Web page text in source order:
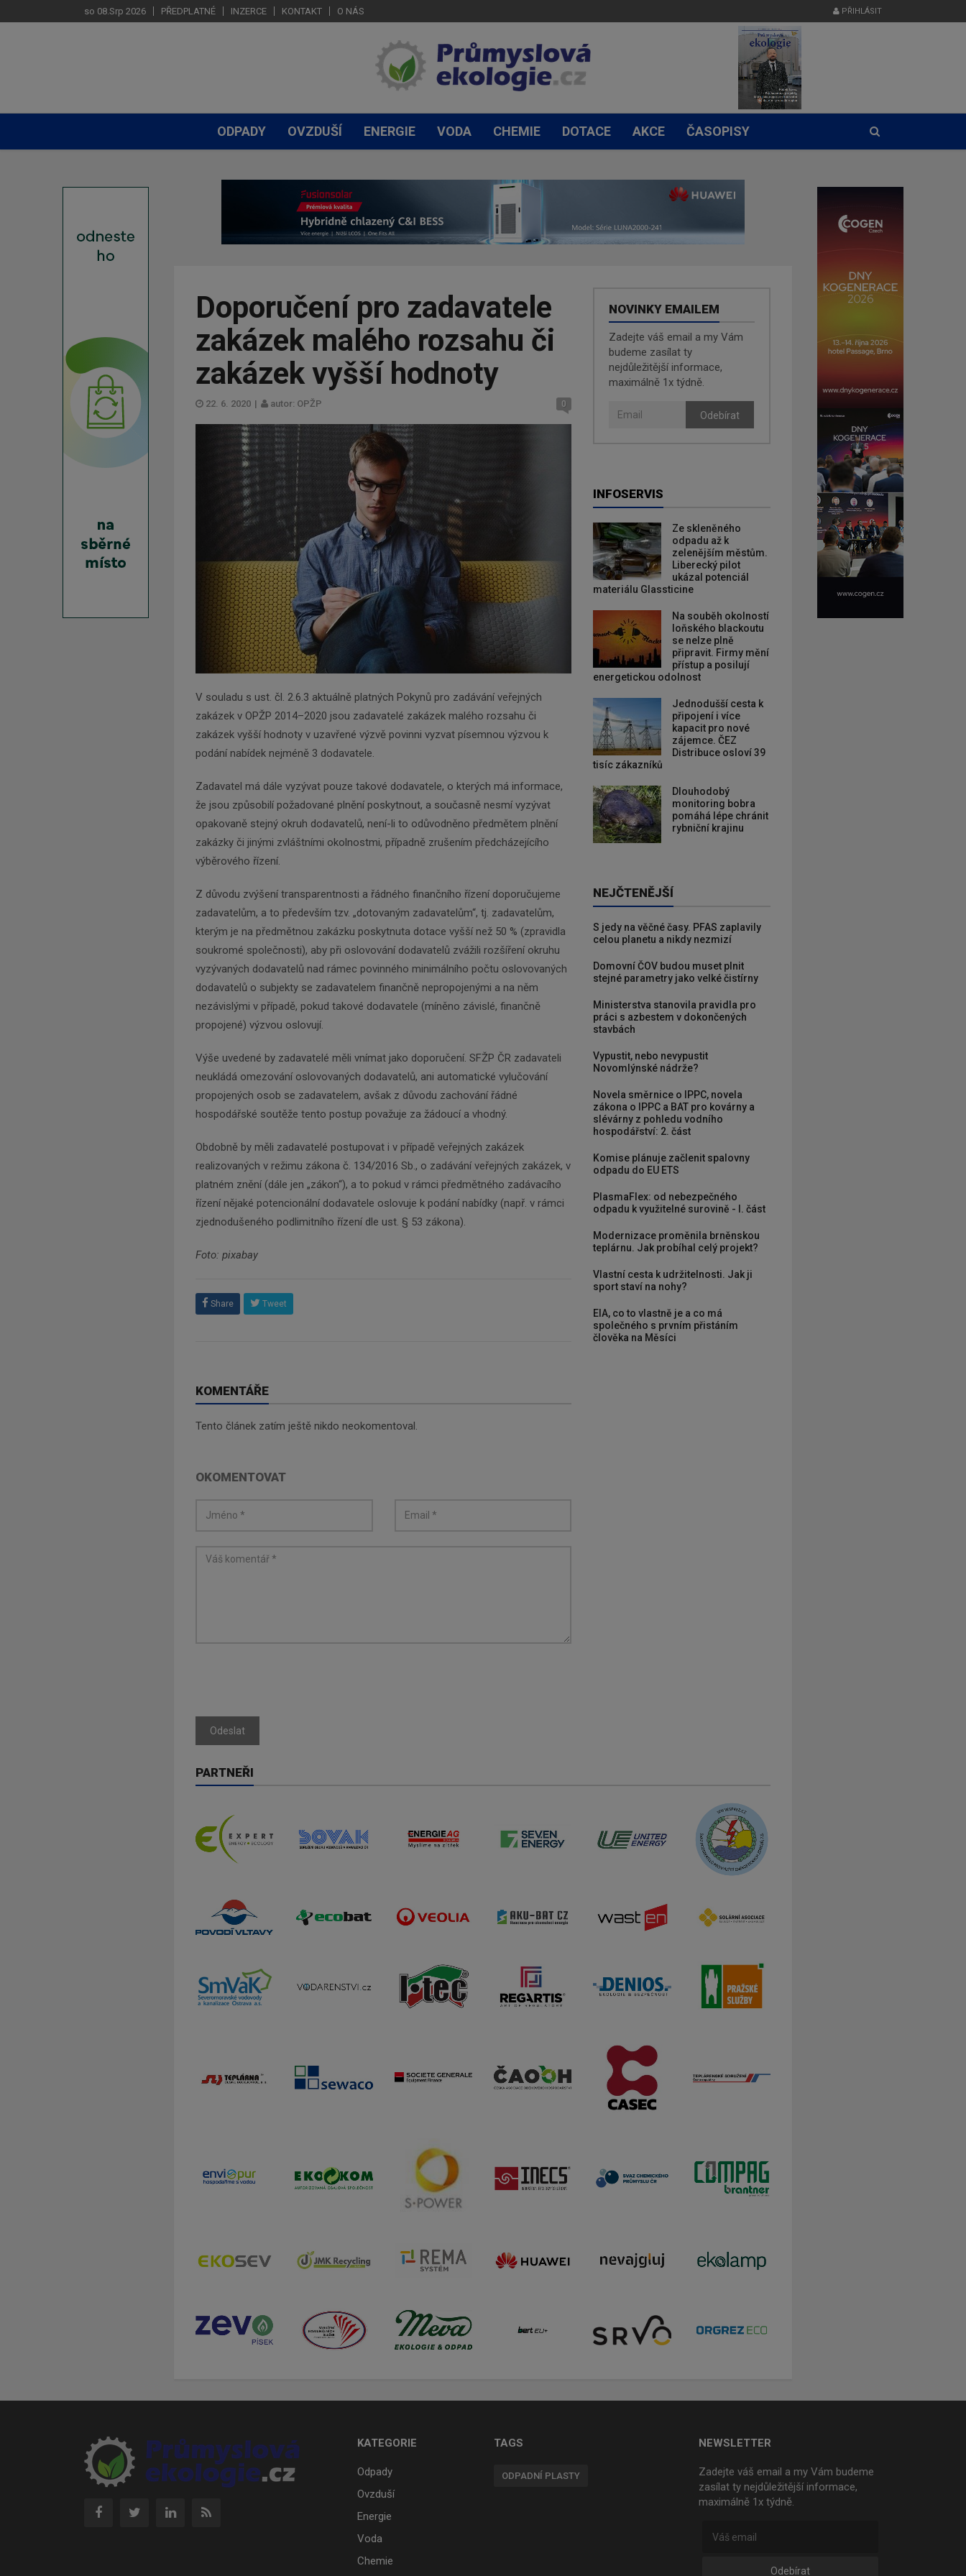
so 08.Srp 2026 PŘEDPLATNÉ INZERCE KONTAKT O NÁS PŘIHLÁSIT
ODPADY OVZDUŠÍ ENERGIE VODA CHEMIE DOTACE AKCE ČASOPISY
Doporučení pro zadavatele
zakázek malého rozsahu či
zakázek vyšší hodnoty
22. 6. 2020 | autor: OPŽP 0
V souladu s ust. čl. 2.6.3 aktuálně platných Pokynů pro zadávání veřejných
zakázek v OPŽP 2014–2020 jsou zadavatelé zakázek malého rozsahu či
zakázek vyšší hodnoty v uzavřené výzvě povinni vyzvat písemnou výzvou k
podání nabídek nejméně 3 dodavatele.
Zadavatel má dále vyzývat pouze takové dodavatele, o kterých má informace,
že jsou způsobilí požadované plnění poskytnout, a současně nesmí vyzývat
opakovaně stejný okruh dodavatelů, není-li to odůvodněno předmětem plnění
zakázky či jinými zvláštními okolnostmi, případně zrušením předcházejícího
výběrového řízení.
Z důvodu zvýšení transparentnosti a řádného finančního řízení doporučujeme
zadavatelům, a to především tzv. „dotovaným zadavatelům“, tj. zadavatelům,
kterým je na předmětnou zakázku poskytnuta dotace vyšší než 50 % (zpravidla
soukromé společnosti), aby při oslovování dodavatelů zvážili rozšíření okruhu
vyzývaných dodavatelů nad rámec povinného minimálního počtu oslovovaných
dodavatelů o subjekty se zadavatelem finančně nepropojenými a na něm
nezávislými v případě, pokud takové dodavatele (míněno závislé, finančně
propojené) výzvou oslovují.
Výše uvedené by zadavatelé měli vnímat jako doporučení. SFŽP ČR zadavateli
neukládá omezování oslovovaných dodavatelů, ani automatické vylučování
propojených osob se zadavatelem, avšak z důvodu zachování řádné
hospodářské soutěže tento postup považuje za žádoucí a vhodný.
Obdobně by měli zadavatelé postupovat i v případě veřejných zakázek
realizovaných v režimu zákona č. 134/2016 Sb., o zadávání veřejných zakázek, v
platném znění (dále jen „zákon“), a to pokud v rámci předmětného zadávacího
řízení nějaké potencionální dodavatele oslovuje k podání nabídky (např. v rámci
zjednodušeného podlimitního řízení dle ust. § 53 zákona).
Foto: pixabay
Share Tweet
KOMENTÁŘE
Tento článek zatím ještě nikdo neokomentoval.
OKOMENTOVAT
Odeslat
NOVINKY EMAILEM
Zadejte váš email a my Vám
budeme zasílat ty
nejdůležitější informace,
maximálně 1x týdně.
Odebírat
INFOSERVIS
Ze skleněného
odpadu až k
zelenějším městům.
Liberecký pilot
ukázal potenciál
materiálu Glassticine
Na souběh okolností
loňského blackoutu
se nelze plně
připravit. Firmy mění
přístup a posilují
energetickou odolnost
Jednodušší cesta k
připojení i více
kapacit pro nové
zájemce. ČEZ
Distribuce osloví 39
tisíc zákazníků
Dlouhodobý
monitoring bobra
pomáhá lépe chránit
rybniční krajinu
NEJČTENĚJŠÍ
S jedy na věčné časy. PFAS zaplavily
celou planetu a nikdy nezmizí
Domovní ČOV budou muset plnit
stejné parametry jako velké čistírny
Ministerstva stanovila pravidla pro
práci s azbestem v dokončených
stavbách
Vypustit, nebo nevypustit
Novomlýnské nádrže?
Novela směrnice o IPPC, novela
zákona o IPPC a BAT pro kovárny a
slévárny z pohledu vodního
hospodářství: 2. část
Komise plánuje začlenit spalovny
odpadu do EU ETS
PlasmaFlex: od nebezpečného
odpadu k využitelné surovině - I. část
Modernizace proměnila brněnskou
teplárnu. Jak probíhal celý projekt?
Vlastní cesta k udržitelnosti. Jak ji
sport staví na nohy?
EIA, co to vlastně je a co má
společného s prvním přistáním
člověka na Měsíci
PARTNEŘI
KATEGORIE
Odpady
Ovzduší
Energie
Voda
Chemie
TAGS
ODPADNÍ PLASTY
NEWSLETTER
Zadejte váš email a my Vám budeme
zasílat ty nejdůležitější informace,
maximálně 1x týdně.
Odebírat